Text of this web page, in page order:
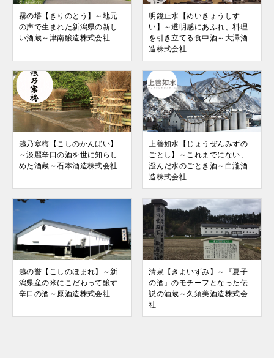
霧の塔【きりのとう】～地元
の声で生まれた新潟県の新し
い酒蔵～津南醸造株式会社
明鏡止水【めいきょうしす
い】～透明感にあふれ、料理
を引き立てる食中酒～大澤酒
造株式会社
越乃寒梅【こしのかんばい】
～淡麗辛口の酒を世に知らし
めた酒蔵～石本酒造株式会社
上善如水【じょうぜんみずの
ごとし】～これまでにない、
澄んだ水のごとき酒～白瀧酒
造株式会社
越の誉【こしのほまれ】～新
潟県産の米にこだわって醸す
辛口の酒～原酒造株式会社
清泉【きよいずみ】～『夏子
の酒』のモチーフとなった伝
説の酒蔵～久須美酒造株式会
社